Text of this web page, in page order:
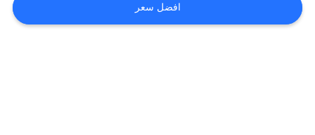
خريطة
افضل سعر